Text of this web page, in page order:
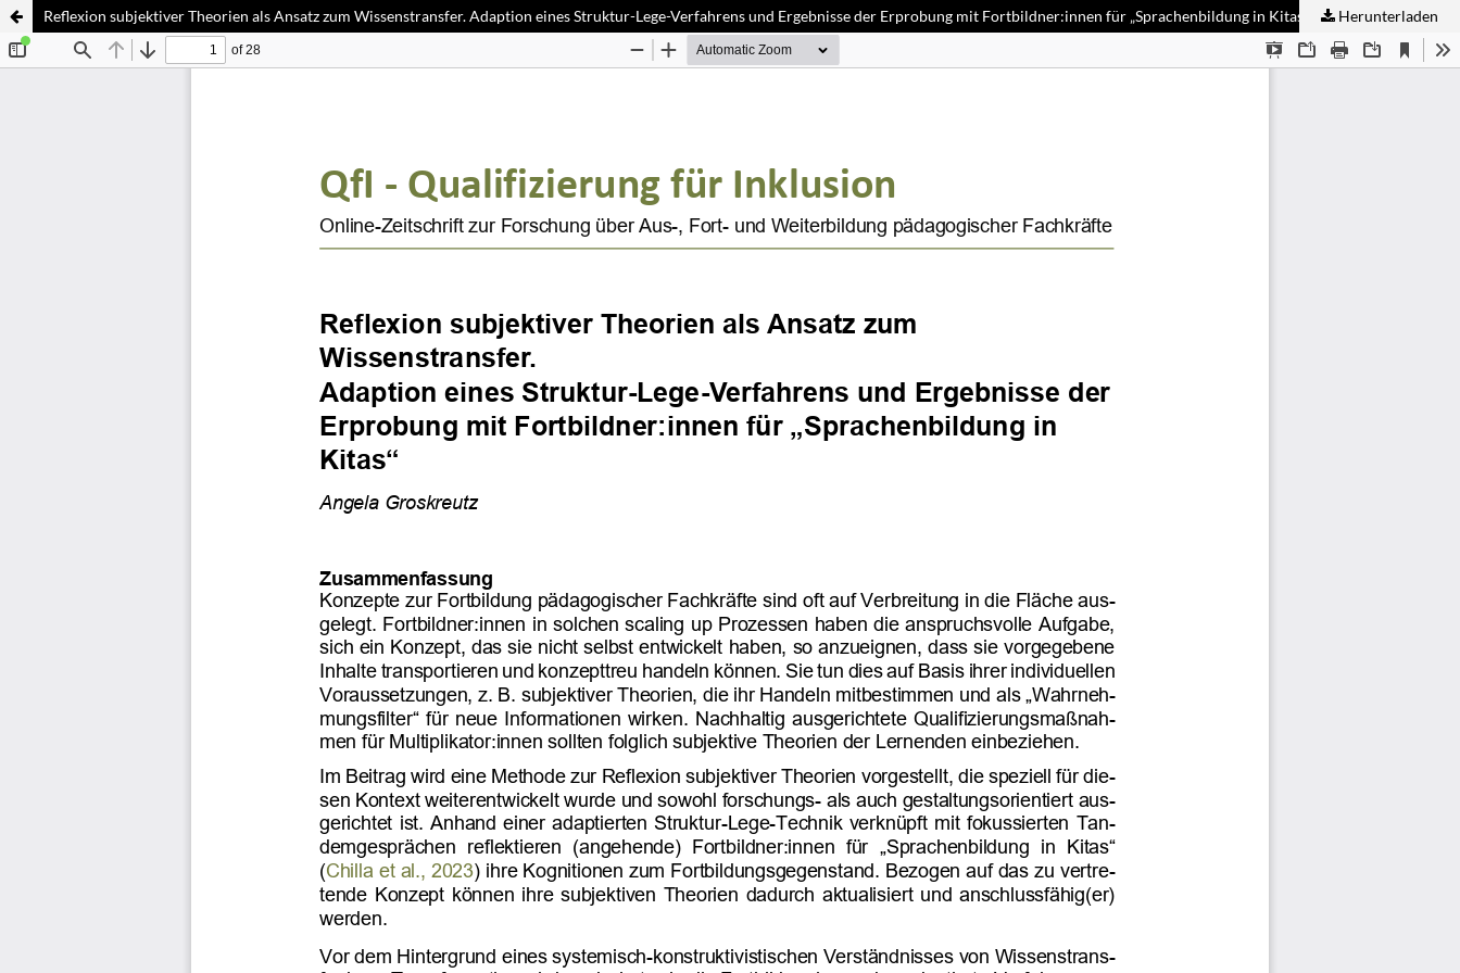
Reflexion subjektiver Theorien als Ansatz zum Wissenstransfer. Adaption eines Struktur-Lege-Verfahrens und Ergebnisse der Erprobung mit Fortbildner:innen für „Sprachenbildung in Kitas“ Herunterladen